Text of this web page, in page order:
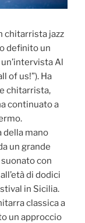
chitarrista jazz
definito un
Al
of us!”). Ha
chitarrista,
continuato a
della mano
un grande
con
di dodici
in Sicilia.
classica a
un approccio